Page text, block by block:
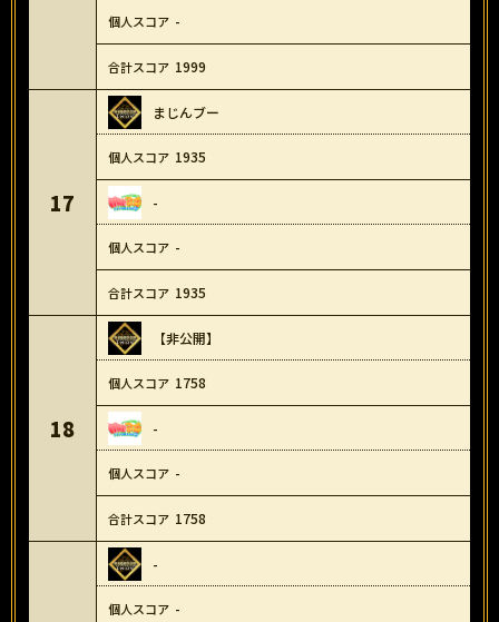
-
1999
17
まじんブー
1935
-
-
1935
18
【非公開】
1758
-
-
1758
-
-